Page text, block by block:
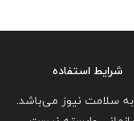
شرایط استفاده
سلامت نیوز می‌باشد.